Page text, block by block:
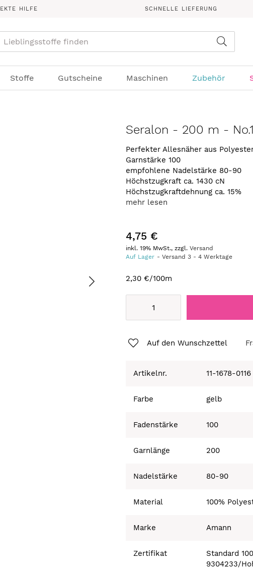
HILFE SCHNELLE LIEFERUNG
Stoffe Gutscheine Maschinen Zubehör
Seralon - 200 m -
Perfekter Allesnäher aus
Garnstärke 100
empfohlene Nadelstärke 80-90
Höchstzugkraft ca. 1430 cN
Höchstzugkraftdehnung ca. 15%
mehr lesen
4,75 €
inkl. 19% MwSt., zzgl.Versand
Auf Lager
Versand3 -4 Werktage
2,30 €/100m
Auf den Wunschzettel
Artikelnr. 11-1678-0116
Farbe gelb
Fadenstärke 100
Garnlänge 200
Nadelstärke 80-90
Material 100%
Marke Amann
Zertifikat
Standard
9304233/